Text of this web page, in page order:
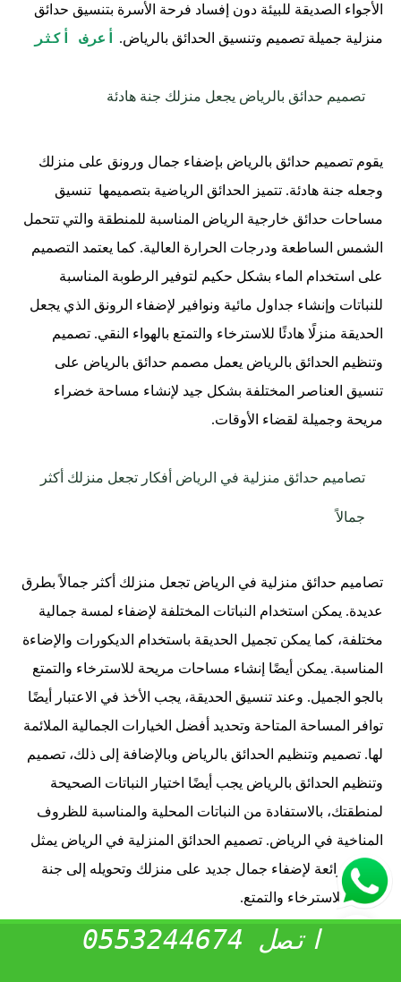
الأجواء الصديقة للبيئة دون إفساد فرحة الأسرة بتنسيق حدائق
منزلية جميلة تصميم وتنسيق الحدائق بالرياض. أعرف أكثر
تصميم حدائق بالرياض يجعل منزلك جنة هادئة
يقوم تصميم حدائق بالرياض بإضفاء جمال ورونق على منزلك
وجعله جنة هادئة. تتميز الحدائق الرياضية بتصميمها تنسيق
مساحات حدائق خارجية الرياض المناسبة للمنطقة والتي تتحمل
الشمس الساطعة ودرجات الحرارة العالية. كما يعتمد التصميم
على استخدام الماء بشكل حكيم لتوفير الرطوبة المناسبة
للنباتات وإنشاء جداول مائية ونوافير لإضفاء الرونق الذي يجعل
الحديقة منزلًا هادئًا للاسترخاء والتمتع بالهواء النقي. تصميم
وتنظيم الحدائق بالرياض يعمل مصمم حدائق بالرياض على
تنسيق العناصر المختلفة بشكل جيد لإنشاء مساحة خضراء
مريحة وجميلة لقضاء الأوقات.
تصاميم حدائق منزلية في الرياض أفكار تجعل منزلك أكثر
جمالاً
تصاميم حدائق منزلية في الرياض تجعل منزلك أكثر جمالاً بطرق
عديدة. يمكن استخدام النباتات المختلفة لإضفاء لمسة جمالية
مختلفة، كما يمكن تجميل الحديقة باستخدام الديكورات والإضاءة
المناسبة. يمكن أيضًا إنشاء مساحات مريحة للاسترخاء والتمتع
بالجو الجميل. وعند تنسيق الحديقة، يجب الأخذ في الاعتبار أيضًا
توافر المساحة المتاحة وتحديد أفضل الخيارات الجمالية الملائمة
لها. تصميم وتنظيم الحدائق بالرياض وبالإضافة إلى ذلك، تصميم
وتنظيم الحدائق بالرياض يجب أيضًا اختيار النباتات الصحيحة
لمنطقتك، بالاستفادة من النباتات المحلية والمناسبة للظروف
المناخية في الرياض. تصميم الحدائق المنزلية في الرياض يمثل
فرصة رائعة لإضفاء جمال جديد على منزلك وتحويله إلى جنة
خاصة للاسترخاء والتمتع.
تنسيق حدائق الرياض إنشاء حدائق ممتعة للاسترخاء
اتصل 0553244674